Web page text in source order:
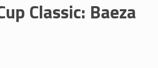
Classic: Baeza